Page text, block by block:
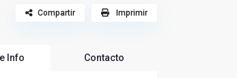
Compartir Imprimir
Info Contacto